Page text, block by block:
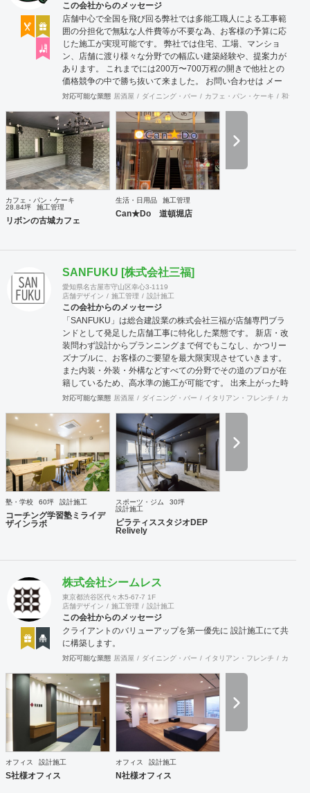
この会社からのメッセージ
店舗中心で全国を飛び回る弊社では多能工職人による工事範
囲の分担化で無駄な人件費等が不要な為、お客様の予算に応
じた施工が実現可能です。 弊社では住宅、工場、マンショ
ン、店舗に渡り様々な分野での幅広い建築経験や、提案力が
あります。 これまでには200万〜700万程の開きで他社との
価格競争の中で勝ち抜いて来ました。 お問い合わせは メー
ル（tenperhide31@icloud.com）からも承ります。 その他：
対応可能な業態 居酒屋 ダイニング・バー カフェ・パン・ケーキ 和食・
カフェ・パン・ケーキ
28.84坪
施工管理
リボンの古城カフェ
生活・日用品 施工管理
Can★Do 道頓堀店
SANFUKU [株式会社三福]
愛知県名古屋市守山区幸心3-1119
店舗デザイン
施工管理 設計施工
この会社からのメッセージ
「SANFUKU」は総合建設業の株式会社三福が店舗専門ブラ
ンドとして発足した店舗工事に特化した業態です。 新店・改
装問わず設計からプランニングまで何でもこなし、かつリー
ズナブルに、お客様のご要望を最大限実現させていきます。
また内装・外装・外構などすべての分野でその道のプロが在
籍しているため、高水準の施工が可能です。 出来上がった時
に綺麗なのは当たり前！腕の良さは年数が経てば経つほど実
コミニケーション力に優れています。 お客様が安心してオー
プンできるようきめ細やかな対応を心がけています。
対応可能な業態 居酒屋 ダイニング・バー イタリアン・フレンチ カフェ
塾・学校 60坪 設計施工
コーチング学習塾ミライデ
ザインラボ
スポーツ・ジム
30坪
設計施工
ピラティススタジオDEP
Relively
株式会社シームレス
東京都渋谷区代々木5-67-7 1F
店舗デザイン
施工管理 設計施工
この会社からのメッセージ
クライアントのバリューアップを第一優先に 設計施工にて共
に構築します。
対応可能な業態 居酒屋 ダイニング・バー イタリアン・フレンチ カフェ
オフィス 設計施工
S社様オフィス
オフィス 設計施工
N社様オフィス